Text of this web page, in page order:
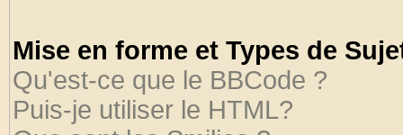
Mise en forme et Types de
Qu'est-ce que le BBCode ?
Puis-je utiliser le HTML?